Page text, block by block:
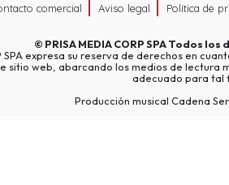
comercial Aviso legal Política de
© PRISA MEDIA CORP SPATodos los
SPA expresa su reserva de derechos en
sitio web, abarcando los medios de lectura
adecuado para tal
Producción musical Cadena